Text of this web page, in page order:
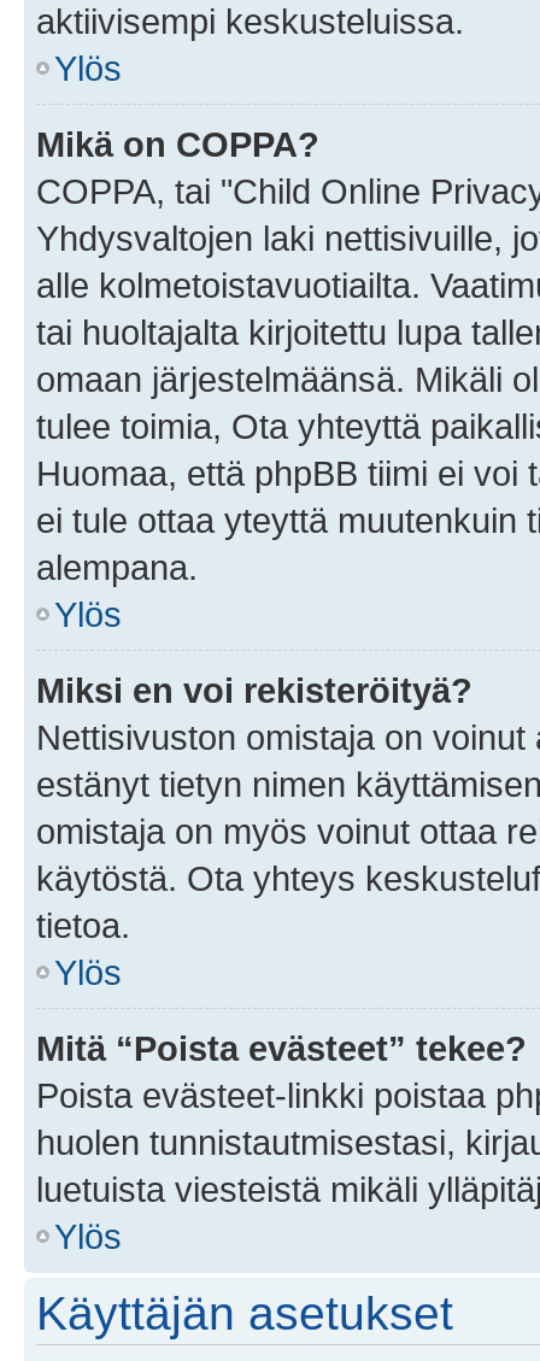
aktiivisempi keskusteluissa.
Ylös
Mikä on COPPA?
COPPA, tai "Child Online
Yhdysvaltojen laki nettisivuille,
alle kolmetoistavuotiailta.
tai huoltajalta kirjoitettu lupa
omaan järjestelmäänsä. Mikäli
tulee toimia, Ota yhteyttä
Huomaa, että phpBB tiimi ei
ei tule ottaa yteyttä muutenkuin
alempana.
Ylös
Miksi en voi rekisteröityä?
Nettisivuston omistaja on
estänyt tietyn nimen
omistaja on myös voinut ottaa
käytöstä. Ota yhteys
tietoa.
Ylös
Mitä “Poista evästeet” tekee?
Poista evästeet-linkki poistaa
huolen tunnistautmisestasi,
luetuista viesteistä mikäli
Ylös
Käyttäjän asetukset